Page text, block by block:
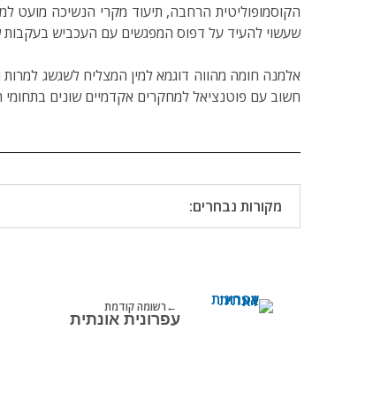
הקוסמופוליטית הרחבה, תיעוד מקרי הנשיכה מועט
שעשוי להעיד על דפוס המפגשים עם העכביש בעקבות
אלמנה חומה מהווה דוגמא למין המצליח לשגשג למרות
חשוב עם פוטנציאל למחקרים אקדמיים שונים בתחומי
מקורות נבחרים:
רשומה קודמת
עפרונית אונתית